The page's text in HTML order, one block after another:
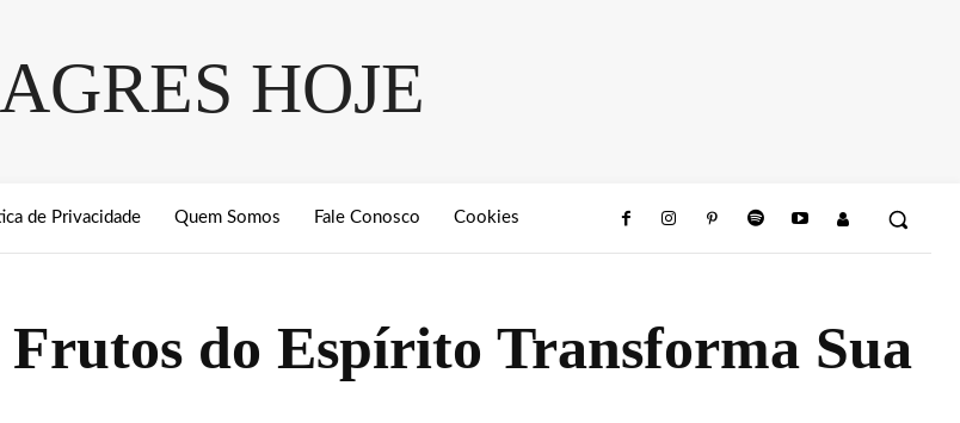
HOJE
de Privacidade Quem Somos Fale Conosco Cookies
Frutos do Espírito Transforma Sua